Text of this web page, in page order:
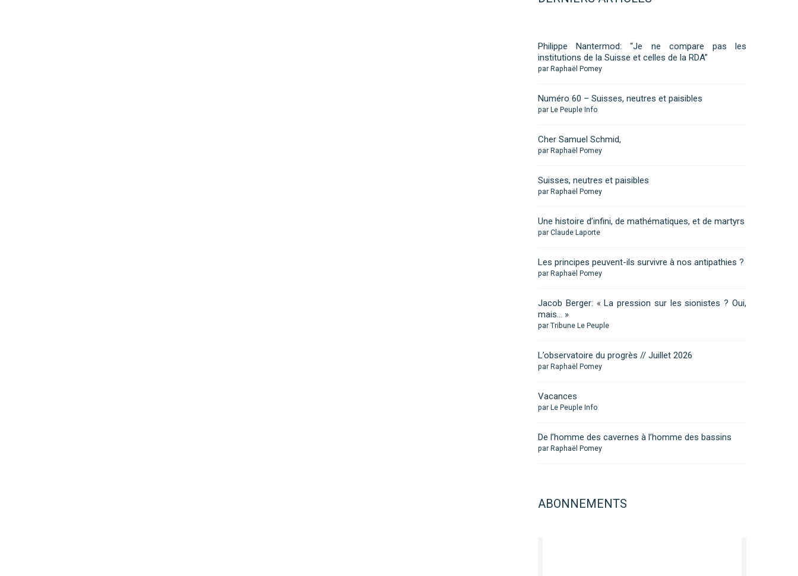
Philippe Nantermod: “Je ne compare pas les
institutions de la Suisse et celles de la RDA”
par Raphaël Pomey
Numéro 60 – Suisses, neutres et paisibles
par Le Peuple Info
Cher Samuel Schmid,
par Raphaël Pomey
Suisses, neutres et paisibles
par Raphaël Pomey
Une histoire d’infini, de mathématiques, et de martyrs
par Claude Laporte
Les principes peuvent-ils survivre à nos antipathies ?
par Raphaël Pomey
Jacob Berger: « La pression sur les sionistes ? Oui,
mais… »
par Tribune Le Peuple
L’observatoire du progrès // Juillet 2026
par Raphaël Pomey
Vacances
par Le Peuple Info
De l’homme des cavernes à l’homme des bassins
par Raphaël Pomey
ABONNEMENTS